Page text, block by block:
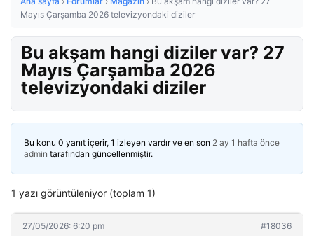
Mayıs Çarşamba 2026 televizyondaki diziler
Bu akşam hangi diziler var? 27
Mayıs Çarşamba 2026
televizyondaki diziler
Bu konu 0 yanıt içerir, 1 izleyen vardır ve en son 2 ay 1 hafta önce
admin tarafından güncellenmiştir.
1 yazı görüntüleniyor (toplam 1)
27/05/2026: 6:20 pm #18036